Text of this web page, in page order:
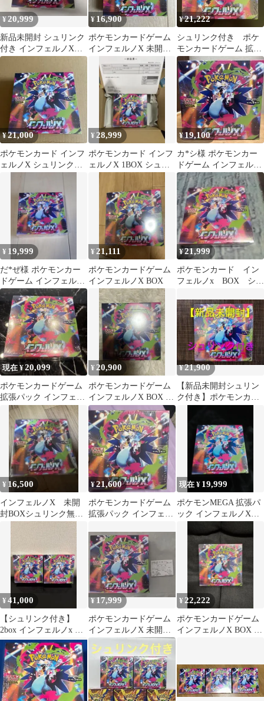
¥20,999
新品未開封 シュリンク
付き インフェルノX
1BOX ポケモンカード
¥ 16,900
ポケモンカードゲーム
インフェルノX 未開封
BOX シュリンク無し
ぺりぺり有り
¥21,222
シュリンク付き ポケ
モンカードゲーム 拡張
パック インフェルノX
1BOX
¥21,000
ポケモンカード インフ
ェルノX シュリンク付
¥ 28,999
ポケモンカード インフ
ェルノX 1BOX シュリ
ンク付き ポケセン
¥19,100
カ*シ様 ポケモンカー
ドゲーム インフェルノ
X BOX
¥ 19,999
だ*ぜ様 ポケモンカー
ドゲーム インフェルノ
X BOX
¥ 21,111
ポケモンカードゲーム
インフェルノX BOX
¥21,999
ポケモンカード イン
フェルノx BOX シュ
現在 ¥20,099
ポケモンカードゲーム
拡張パック インフェル
ノX BOX
¥20,900
ポケモンカードゲーム
インフェルノX BOX シ
ュリンク付き
¥21,900
【新品未開封シュリン
ク付き】ポケモンカー
¥ 16,500
インフェルノX 未開
封BOXシュリンク無し
¥21,600
ポケモンカードゲーム
拡張パック インフェル
現在 ¥ 19,999
ポケモンMEGA 拡張パ
ック インフェルノX
¥41,000
【シュリンク付き】
2box インフェルノx 新
品未開封
¥17,999
ポケモンカードゲーム
インフェルノX 未開封
BOX シュリンク無し
ぺりぺり有り
¥ 22,222
ポケモンカードゲーム
インフェルノX BOX シ